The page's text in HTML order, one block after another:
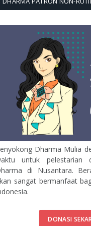
Dharma Mulia
untuk pelestarian
di Nusantara.
sangat bermanfaat
DONASI